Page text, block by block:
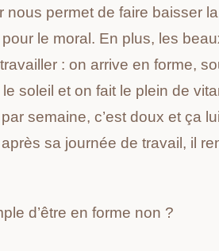
nous permet de faire baisser
le moral. En plus, les
: on arrive en forme,
soleil et on fait le plein de
semaine, c’est doux et ça
sa journée de travail, il
d’être en forme non ?
DU
PAR E-MAIL
*